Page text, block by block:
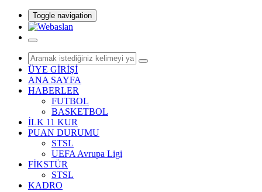
Toggle navigation
ÜYE GİRİŞİ
ANA SAYFA
HABERLER
FUTBOL
BASKETBOL
İLK 11 KUR
PUAN DURUMU
STSL
UEFA Avrupa Ligi
FİKSTÜR
STSL
KADRO